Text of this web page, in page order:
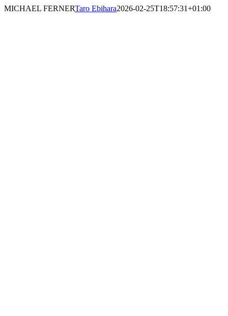
MICHAEL FERNERTaro Ebihara2026-02-25T18:57:31+01:00